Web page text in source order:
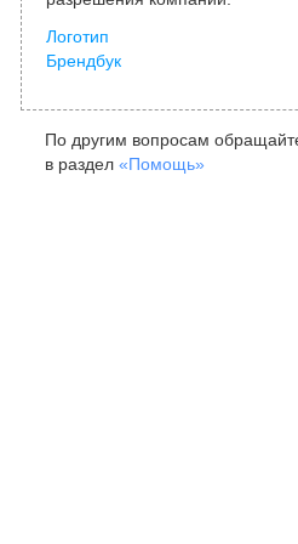
Логотип
Брендбук
По другим вопросам
в раздел «Помощь»